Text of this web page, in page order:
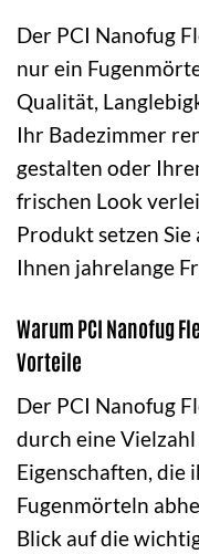
Der PCI Nanofug
nur ein
Qualität,
Ihr Badezimmer
gestalten oder
frischen Look
Produkt setzen Sie
Ihnen jahrelange
Warum PCI Nanofug
Vorteile
Der PCI Nanofug
durch eine
Eigenschaften, die
Fugenmörteln
Blick auf die